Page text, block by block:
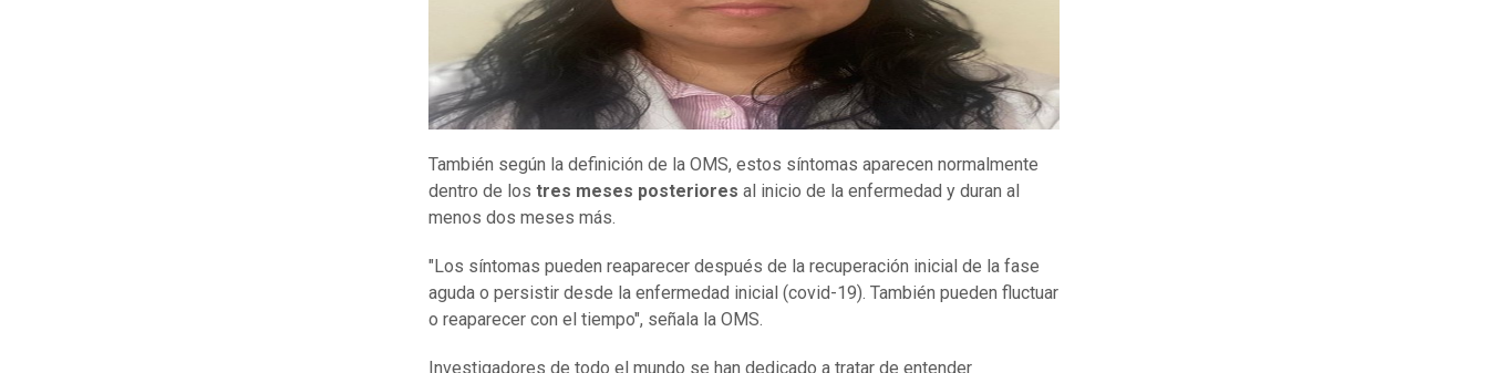
También según la definición de la OMS, estos síntomas aparecen normalmente
dentro de los tres meses posteriores al inicio de la enfermedad y duran al
menos dos meses más.
"Los síntomas pueden reaparecer después de la recuperación inicial de la fase
aguda o persistir desde la enfermedad inicial (covid-19). También pueden fluctuar
o reaparecer con el tiempo", señala la OMS.
Investigadores de todo el mundo se han dedicado a tratar de entender